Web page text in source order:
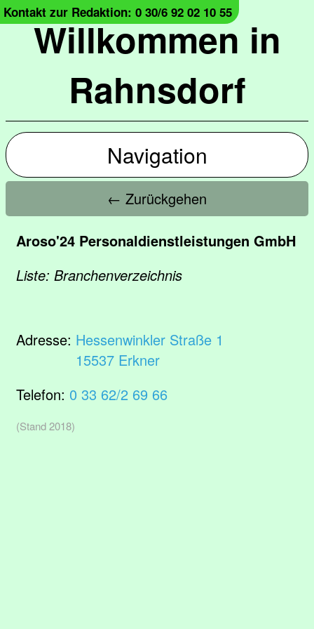
Willkommen in
Rahnsdorf
Kontakt zur Redaktion: 0 30/6 92 02 10 55
Navigation
← Zurückgehen
Aroso'24 Personaldienstleistungen GmbH
Liste: Branchenverzeichnis
Adresse: Hessenwinkler Straße 1
15537 Erkner
Telefon: 0 33 62/2 69 66
(Stand 2018)